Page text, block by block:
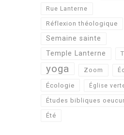
Rue Lanterne
Réflexion théologique
Semaine sainte
Temple Lanterne
yoga Zoom
Écologie Église
Études bibliques
Été